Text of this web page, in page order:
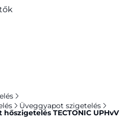
Üveggyapot szigetelés
TECTONIC UPHvV